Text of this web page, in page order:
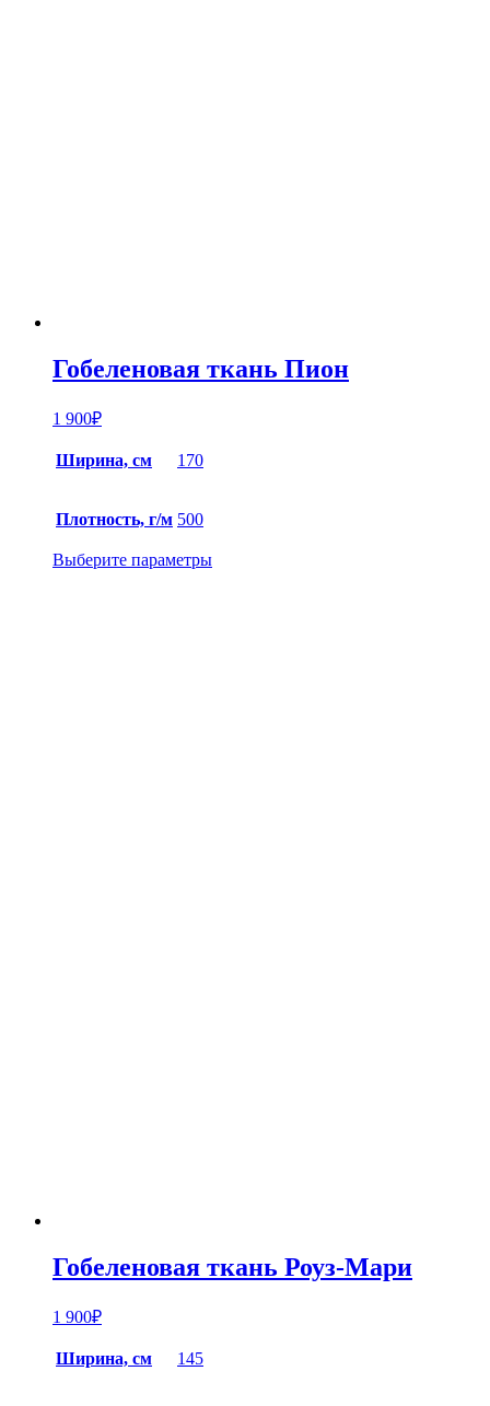
Гобеленовая ткань Пион
1 900₽
Ширина, см 170
Плотность, г/м 500
Выберите параметры
Гобеленовая ткань Роуз-Мари
1 900₽
Ширина, см 145